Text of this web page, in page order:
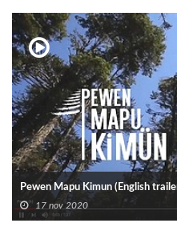
Pewen Mapu Kimun (English
17 nov 2020